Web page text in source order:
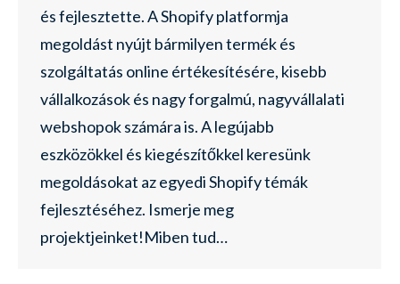
és fejlesztette. A Shopify platformja
megoldást nyújt bármilyen termék és
szolgáltatás online értékesítésére, kisebb
vállalkozások és nagy forgalmú, nagyvállalati
webshopok számára is. A legújabb
eszközökkel és kiegészítőkkel keresünk
megoldásokat az egyedi Shopify témák
fejlesztéséhez. Ismerje meg
projektjeinket!Miben tud…